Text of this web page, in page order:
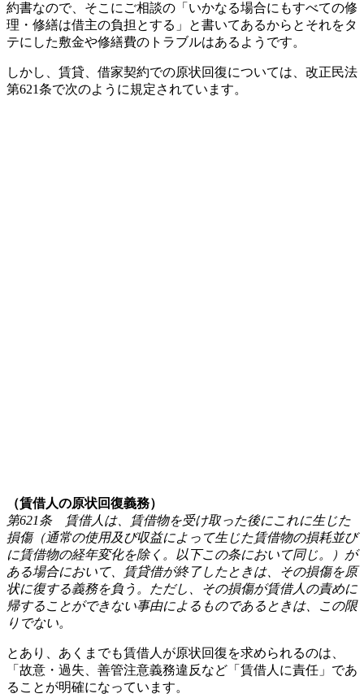
約書なので、そこにご相談の「いかなる場合にもすべての修
理・修繕は借主の負担とする」と書いてあるからとそれをタ
テにした敷金や修繕費のトラブルはあるようです。
しかし、賃貸、借家契約での原状回復については、改正民法
第621条で次のように規定されています。
（賃借人の原状回復義務）
第621条 賃借人は、賃借物を受け取った後にこれに生じた
損傷（通常の使用及び収益によって生じた賃借物の損耗並び
に賃借物の経年変化を除く。以下この条において同じ。）が
ある場合において、賃貸借が終了したときは、その損傷を原
状に復する義務を負う。ただし、その損傷が賃借人の責めに
帰することができない事由によるものであるときは、この限
りでない。
とあり、あくまでも賃借人が原状回復を求められるのは、
「故意・過失、善管注意義務違反など「賃借人に責任」であ
ることが明確になっています。